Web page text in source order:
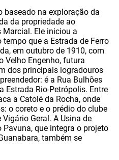
baseado na exploração da
da propriedade ao
Ele iniciou a
que a Estrada de Ferro
em outubro de 1910, com
Velho Engenho, futura
dos principais logradouros
é a Rua Bulhões
Estrada Rio-Petrópolis. Entre
a Catolé da Rocha, onde
o coreto e o prédio do clube
Geral. A Usina de
que integra o projeto
também se